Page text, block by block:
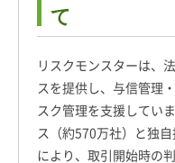
て
リスクモンスターは、
スを提供し、与信管理
スク管理を支援してい
ス（約570万社）と独
により、取引開始時の